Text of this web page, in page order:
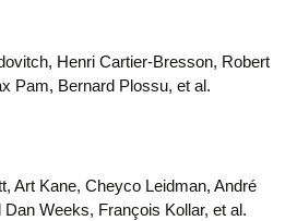
Henri Cartier-Bresson, Robert
Pam, Bernard Plossu, et al.
Art Kane, Cheyco Leidman, André
Weeks, François Kollar, et al.